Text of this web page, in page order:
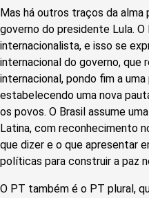
Mas há outros traços da
governo do presidente Lula.
internacionalista, e isso se
internacional do governo, que
internacional, pondo fim a
estabelecendo uma nova
os povos. O Brasil assume
Latina, com reconhecimento
que dizer e o que apresentar
políticas para construir a paz
O PT também é o PT plural,